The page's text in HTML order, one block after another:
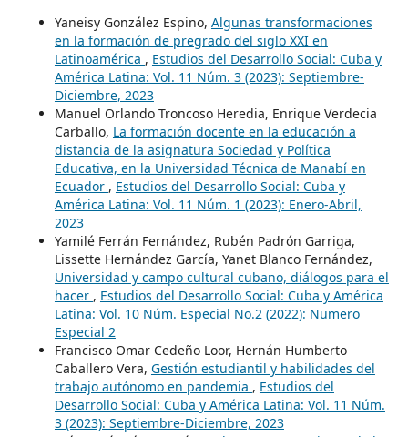
Yaneisy González Espino, Algunas transformaciones
en la formación de pregrado del siglo XXI en
Latinoamérica , Estudios del Desarrollo Social: Cuba y
América Latina: Vol. 11 Núm. 3 (2023): Septiembre-
Diciembre, 2023
Manuel Orlando Troncoso Heredia, Enrique Verdecia
Carballo, La formación docente en la educación a
distancia de la asignatura Sociedad y Política
Educativa, en la Universidad Técnica de Manabí en
Ecuador , Estudios del Desarrollo Social: Cuba y
América Latina: Vol. 11 Núm. 1 (2023): Enero-Abril,
2023
Yamilé Ferrán Fernández, Rubén Padrón Garriga,
Lissette Hernández García, Yanet Blanco Fernández,
Universidad y campo cultural cubano, diálogos para el
hacer , Estudios del Desarrollo Social: Cuba y América
Latina: Vol. 10 Núm. Especial No.2 (2022): Numero
Especial 2
Francisco Omar Cedeño Loor, Hernán Humberto
Caballero Vera, Gestión estudiantil y habilidades del
trabajo autónomo en pandemia , Estudios del
Desarrollo Social: Cuba y América Latina: Vol. 11 Núm.
3 (2023): Septiembre-Diciembre, 2023